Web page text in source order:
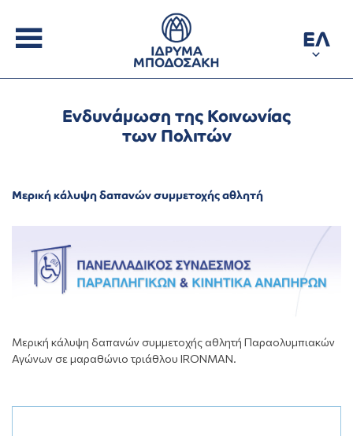
ΕΛ
Ενδυνάμωση της Κοινωνίας
των Πολιτών
Μερική κάλυψη δαπανών συμμετοχής αθλητή
Μερική κάλυψη δαπανών συμμετοχής αθλητή Παραολυμπιακών
Αγώνων σε μαραθώνιο τριάθλου IRONMAN.